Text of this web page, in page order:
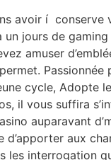
avoir í conserve
un jours de
amuser
Passionnée
cycle, Adopte
il vous suffira
auparavant
d’apporter aux
les interrogation